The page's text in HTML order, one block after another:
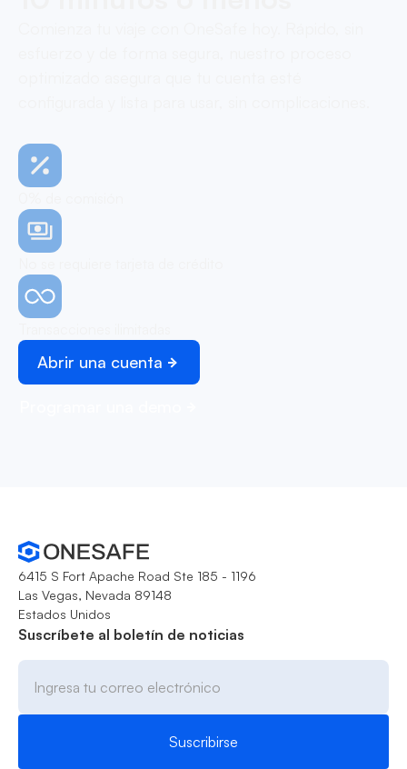
Abrir una cuenta
6415 S Fort Apache Road Ste 185 - 1196
Las Vegas, Nevada 89148
Estados Unidos
Suscríbete al boletín de noticias